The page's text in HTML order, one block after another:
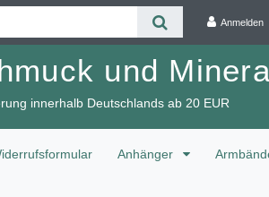
Anmelden
und
innerhalb Deutschlands ab 20 EUR
Anhänger